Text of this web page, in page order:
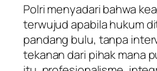
Polri menyadari bahwa
terwujud apabila hukum
pandang bulu, tanpa
tekanan dari pihak mana